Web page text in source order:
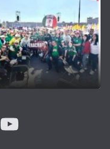
YouTube